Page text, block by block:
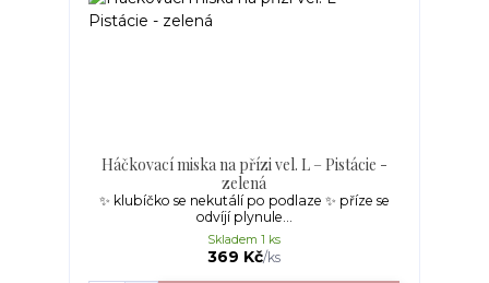
Háčkovací miska na přízi vel. L – Pistácie -
zelená
✨ klubíčko se nekutálí po podlaze ✨ příze se
odvíjí plynule...
369 Kč/ks
Skladem 1 ks